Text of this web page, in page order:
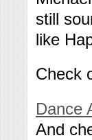
still
like
Check
Dance
And